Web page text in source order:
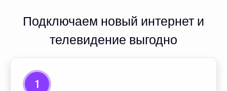
Подключаем новый интернет и
телевидение выгодно
1